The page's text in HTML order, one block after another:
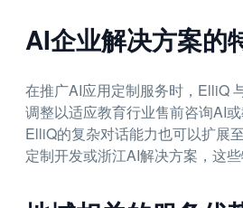
AI企业解决方案的
在推广AI应用定制服务时，ElliQ
调整以适应教育行业售前咨询AI
ElliQ的复杂对话能力也可以扩展
定制开发或浙江AI解决方案，这